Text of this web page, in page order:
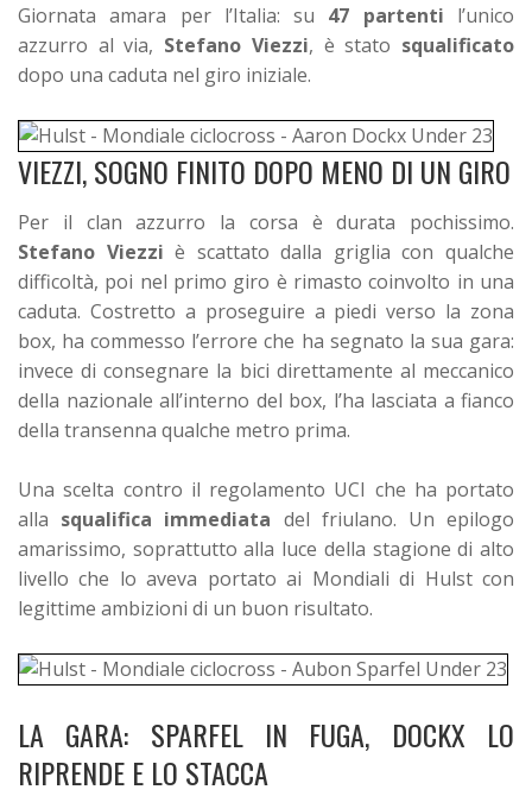
Giornata amara per l’Italia: su 47 partenti l’unico
azzurro al via, Stefano Viezzi, è stato squalificato
dopo una caduta nel giro iniziale.
VIEZZI, SOGNO FINITO DOPO MENO DI UN GIRO
Per il clan azzurro la corsa è durata pochissimo.
Stefano Viezzi è scattato dalla griglia con qualche
difficoltà, poi nel primo giro è rimasto coinvolto in una
caduta. Costretto a proseguire a piedi verso la zona
box, ha commesso l’errore che ha segnato la sua gara:
invece di consegnare la bici direttamente al meccanico
della nazionale all’interno del box, l’ha lasciata a fianco
della transenna qualche metro prima.
Una scelta contro il regolamento UCI che ha portato
alla squalifica immediata del friulano. Un epilogo
amarissimo, soprattutto alla luce della stagione di alto
livello che lo aveva portato ai Mondiali di Hulst con
legittime ambizioni di un buon risultato.
LA GARA: SPARFEL IN FUGA, DOCKX LO
RIPRENDE E LO STACCA